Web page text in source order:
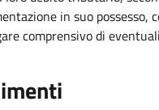
in suo possesso,
comprensivo di